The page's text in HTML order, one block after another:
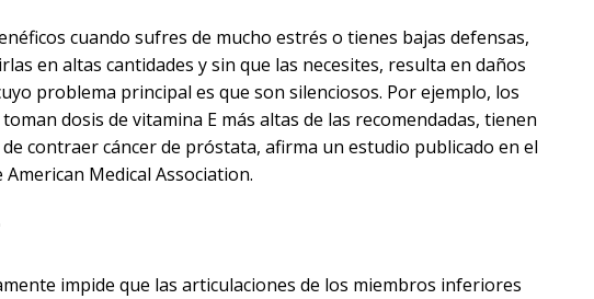
cuando sufres de mucho estrés o tienes bajas defensas,
en altas cantidades y sin que las necesites, resulta en daños
problema principal es que son silenciosos. Por ejemplo, los
dosis de vitamina E más altas de las recomendadas, tienen
contraer cáncer de próstata, afirma un estudio publicado en el
Medical Association.
impide que las articulaciones de los miembros inferiores